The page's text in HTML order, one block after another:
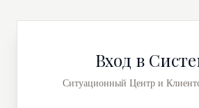
Вход в
Ситуационный Центр и